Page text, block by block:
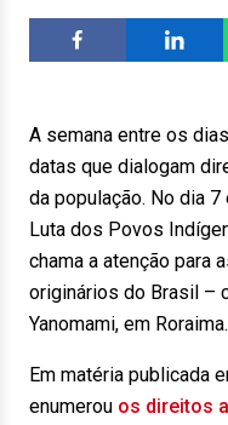
A semana entre os
datas que dialogam
da população. No dia
Luta dos Povos
chama a atenção para
originários do Brasil –
Yanomami, em Roraima.
Em matéria publicada
enumerou os direitos